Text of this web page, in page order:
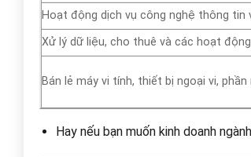
Hoạt động dịch vụ công nghệ thông tin
Xử lý dữ liệu, cho thuê và các hoạt
Bán lẻ máy vi tính, thiết bị ngoại vi,
Hay nếu bạn muốn kinh doanh